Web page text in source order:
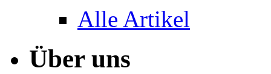
Alle Artikel
Über uns